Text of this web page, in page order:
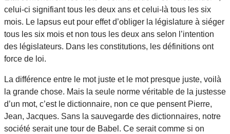
celui-ci signifiant tous les deux ans et celui-là tous les six
mois. Le lapsus eut pour effet d’obliger la législature à siéger
tous les six mois et non tous les deux ans selon l’intention
des législateurs. Dans les constitutions, les définitions ont
force de loi.
La différence entre le mot juste et le mot presque juste, voilà
la grande chose. Mais la seule norme véritable de la justesse
d’un mot, c’est le dictionnaire, non ce que pensent Pierre,
Jean, Jacques. Sans la sauvegarde des dictionnaires, notre
société serait une tour de Babel. Ce serait comme si on